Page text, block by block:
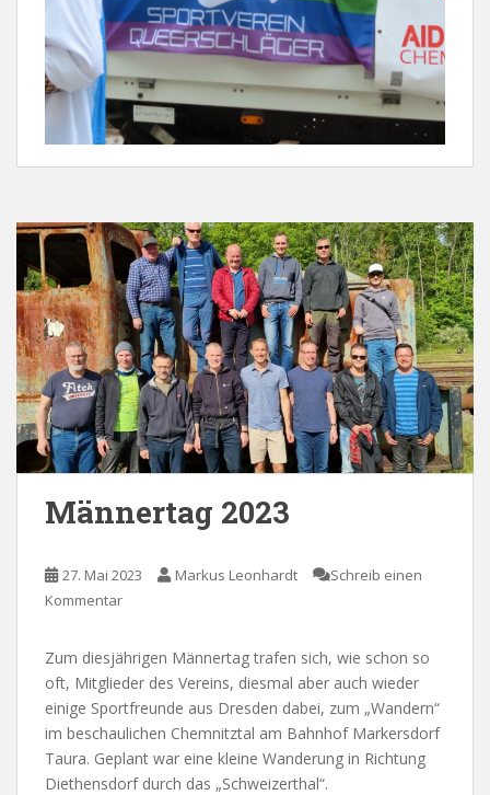
Männertag 2023
27. Mai 2023 Markus Leonhardt
Schreib einen
Kommentar
Zum diesjährigen Männertag trafen sich, wie schon so
oft, Mitglieder des Vereins, diesmal aber auch wieder
einige Sportfreunde aus Dresden dabei, zum „Wandern“
im beschaulichen Chemnitztal am Bahnhof Markersdorf
Taura. Geplant war eine kleine Wanderung in Richtung
Diethensdorf durch das „Schweizerthal“.